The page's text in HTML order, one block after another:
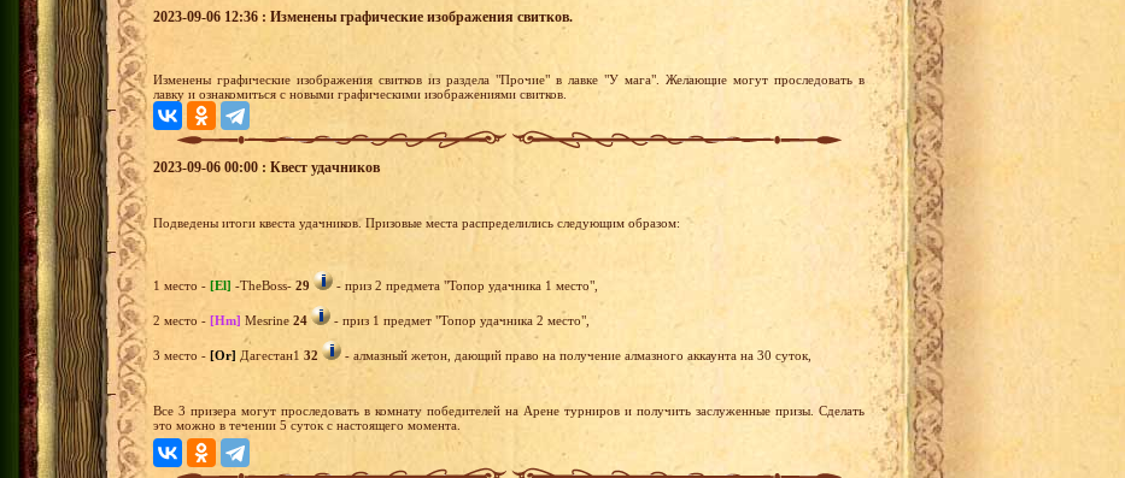
2023-09-06 12:36 : Изменены графические изображения свитков.
Изменены графические изображения свитков из раздела "Прочие" в лавке "У мага". Желающие могут проследовать в
лавку и ознакомиться с новыми графическими изображениями свитков.
2023-09-06 00:00 : Квест удачников
Подведены итоги квеста удачников. Призовые места распределились следующим образом:
1 место - [El] -TheBoss- 29 - приз 2 предмета "Топор удачника 1 место",
2 место - [Hm] Mesrine 24 - приз 1 предмет "Топор удачника 2 место",
3 место - [Or] Дагестан1 32 - алмазный жетон, дающий право на получение алмазного аккаунта на 30 суток,
Все 3 призера могут проследовать в комнату победителей на Арене турниров и получить заслуженные призы. Сделать
это можно в течении 5 суток с настоящего момента.